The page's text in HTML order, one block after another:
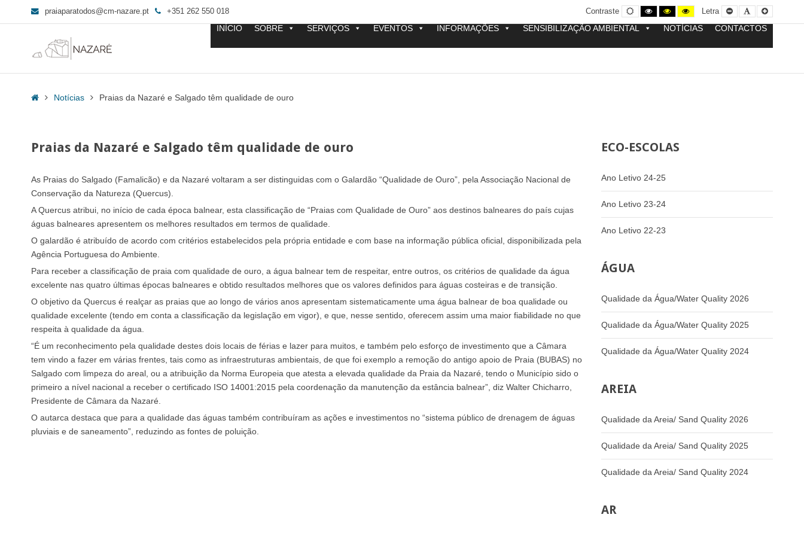
praiaparatodos@cm-nazare.pt +351 262 550 018 Contraste
Contraste
normal
Contraste
preto
e
branco
Contraste
preto
e
amarelo
Yellow
and
Black
contrast
Letra
Smaller
Font
Letra
por
defeito
Letra
maior
INÍCIO SOBRE SERVIÇOS EVENTOS INFORMAÇÕES SENSIBILIZAÇÃO AMBIENTAL NOTÍCIAS CONTACTOS
HomeNotícias Praias da Nazaré e Salgado têm qualidade de ouro
Praias da Nazaré e Salgado têm qualidade de ouro
As Praias do Salgado (Famalicão) e da Nazaré voltaram a ser distinguidas com o Galardão “Qualidade de Ouro”, pela Associação Nacional de
Conservação da Natureza (Quercus).
A Quercus atribui, no início de cada época balnear, esta classificação de “Praias com Qualidade de Ouro” aos destinos balneares do país cujas
águas balneares apresentem os melhores resultados em termos de qualidade.
O galardão é atribuído de acordo com critérios estabelecidos pela própria entidade e com base na informação pública oficial, disponibilizada pela
Agência Portuguesa do Ambiente.
Para receber a classificação de praia com qualidade de ouro, a água balnear tem de respeitar, entre outros, os critérios de qualidade da água
excelente nas quatro últimas épocas balneares e obtido resultados melhores que os valores definidos para águas costeiras e de transição.
O objetivo da Quercus é realçar as praias que ao longo de vários anos apresentam sistematicamente uma água balnear de boa qualidade ou
qualidade excelente (tendo em conta a classificação da legislação em vigor), e que, nesse sentido, oferecem assim uma maior fiabilidade no que
respeita à qualidade da água.
“É um reconhecimento pela qualidade destes dois locais de férias e lazer para muitos, e também pelo esforço de investimento que a Câmara
tem vindo a fazer em várias frentes, tais como as infraestruturas ambientais, de que foi exemplo a remoção do antigo apoio de Praia (BUBAS) no
Salgado com limpeza do areal, ou a atribuição da Norma Europeia que atesta a elevada qualidade da Praia da Nazaré, tendo o Município sido o
primeiro a nível nacional a receber o certificado ISO 14001:2015 pela coordenação da manutenção da estância balnear”, diz Walter Chicharro,
Presidente de Câmara da Nazaré.
O autarca destaca que para a qualidade das águas também contribuíram as ações e investimentos no “sistema público de drenagem de águas
pluviais e de saneamento”, reduzindo as fontes de poluição.
ECO-ESCOLAS
Ano Letivo 24-25
Ano Letivo 23-24
Ano Letivo 22-23
ÁGUA
Qualidade da Água/Water Quality 2026
Qualidade da Água/Water Quality 2025
Qualidade da Água/Water Quality 2024
AREIA
Qualidade da Areia/ Sand Quality 2026
Qualidade da Areia/ Sand Quality 2025
Qualidade da Areia/ Sand Quality 2024
AR